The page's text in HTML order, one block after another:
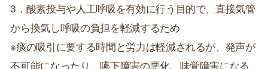
3．酸素投与や人工呼吸を有効に行う目的で、直接気管
から換気し呼吸の負担を軽減するため
※痰の吸引に要する時間と労力は軽減されるが、発声が
不可能になったり、嚥下障害の悪化、味覚障害になる